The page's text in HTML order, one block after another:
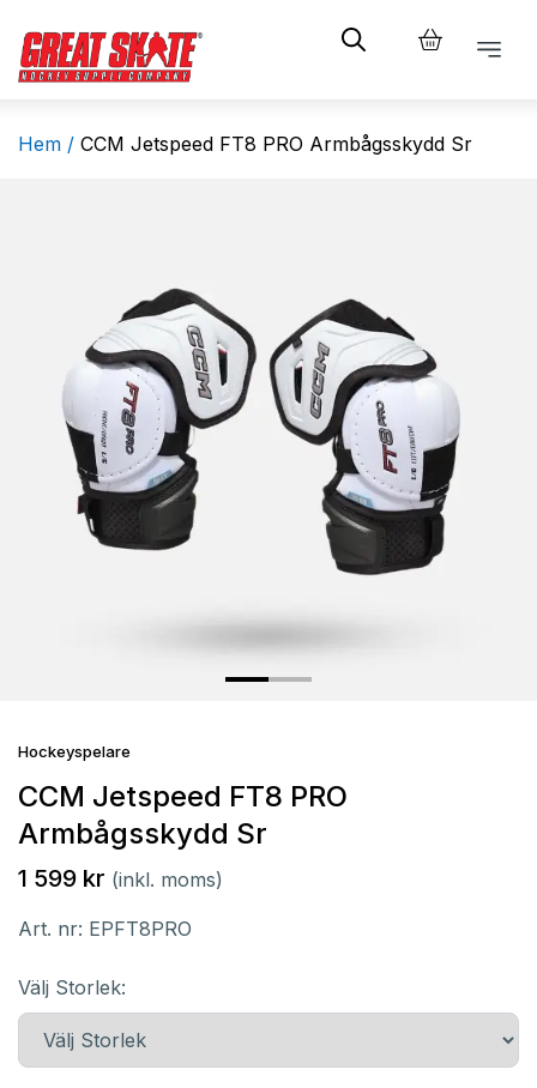
Hem / CCM Jetspeed FT8 PRO Armbågsskydd Sr
Hockeyspelare
CCM Jetspeed FT8 PRO
Armbågsskydd Sr
1 599 kr (inkl. moms)
Art. nr: EPFT8PRO
Välj Storlek: